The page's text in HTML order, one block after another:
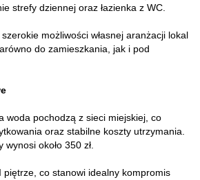
strefy dziennej oraz łazienka z WC.
możliwości własnej aranżacji lokal
do zamieszkania, jak i pod
woda pochodzą z sieci miejskiej, co
oraz stabilne koszty utrzymania.
około 350 zł.
piętrze, co stanowi idealny kompromis